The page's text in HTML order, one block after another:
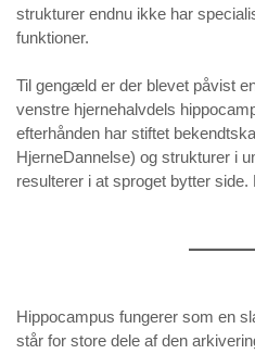
strukturer endnu ikke har
funktioner.
Til gengæld er der blevet påvist
venstre hjernehalvdels
efterhånden har stiftet
HjerneDannelse) og strukturer i
resulterer i at sproget bytter
Hippocampus fungerer som en
står for store dele af den